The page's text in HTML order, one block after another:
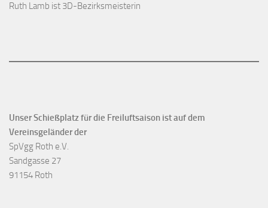
Ruth Lamb ist 3D-Bezirksmeisterin
Unser Schießplatz für die Freiluftsaison ist auf dem
Vereinsgeländer der
SpVgg Roth e.V.
Sandgasse 27
91154 Roth